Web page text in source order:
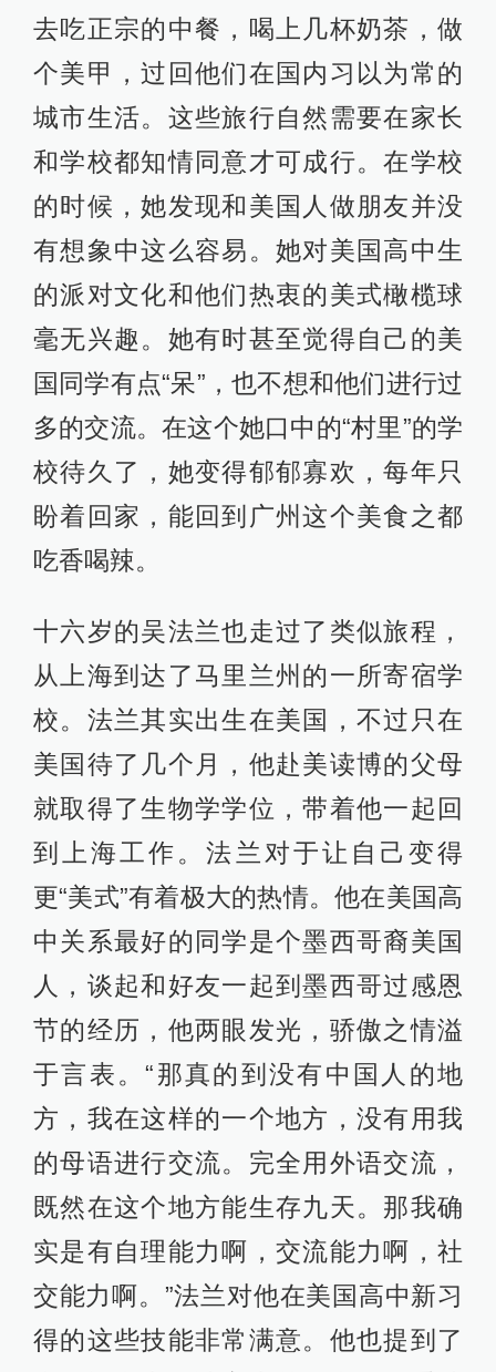
去吃正宗的中餐，喝上几杯奶茶，做
个美甲，过回他们在国内习以为常的
城市生活。这些旅行自然需要在家长
和学校都知情同意才可成行。在学校
的时候，她发现和美国人做朋友并没
有想象中这么容易。她对美国高中生
的派对文化和他们热衷的美式橄榄球
毫无兴趣。她有时甚至觉得自己的美
国同学有点“呆”，也不想和他们进行过
多的交流。在这个她口中的“村里”的学
校待久了，她变得郁郁寡欢，每年只
盼着回家，能回到广州这个美食之都
吃香喝辣。
十六岁的吴法兰也走过了类似旅程，
从上海到达了马里兰州的一所寄宿学
校。法兰其实出生在美国，不过只在
美国待了几个月，他赴美读博的父母
就取得了生物学学位，带着他一起回
到上海工作。法兰对于让自己变得
更“美式”有着极大的热情。他在美国高
中关系最好的同学是个墨西哥裔美国
人，谈起和好友一起到墨西哥过感恩
节的经历，他两眼发光，骄傲之情溢
于言表。“那真的到没有中国人的地
方，我在这样的一个地方，没有用我
的母语进行交流。完全用外语交流，
既然在这个地方能生存九天。那我确
实是有自理能力啊，交流能力啊，社
交能力啊。”法兰对他在美国高中新习
得的这些技能非常满意。他也提到了